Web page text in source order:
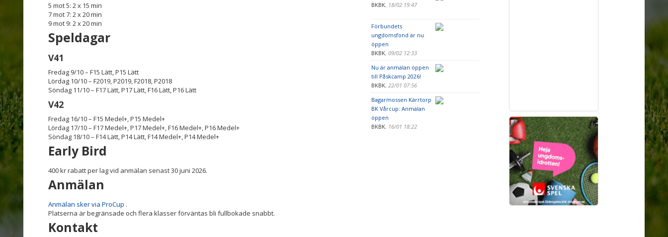
5 mot 5: 2 x 15 min
7 mot 7: 2 x 20 min
9 mot 9: 2 x 20 min
Speldagar
V41
Fredag 9/10 – F15 Lätt, P15 Lätt
Lördag 10/10 – F2019, P2019, F2018, P2018
Söndag 11/10 – F17 Lätt, P17 Lätt, F16 Lätt, P16 Lätt
V42
Fredag 16/10 – F15 Medel+, P15 Medel+
Lördag 17/10 – F17 Medel+, P17 Medel+, F16 Medel+, P16 Medel+
Söndag 18/10 – F14 Lätt, P14 Lätt, F14 Medel+, P14 Medel+
Early Bird
400 kr rabatt per lag vid anmälan senast 30 juni 2026.
Anmälan
Anmälan sker via ProCup .
Platserna är begränsade och flera klasser förväntas bli fullbokade snabbt.
Kontakt
BKBK, 18/02 19:47
Förbundets
ungdomsfond är nu
öppen
BKBK, 09/02 12:33
Nu är anmälan öppen
till Påskcamp 2026!
BKBK, 22/01 07:56
Bagarmossen Kärrtorp
BK Vårcup: Anmälan
öppen
BKBK, 16/01 18:22